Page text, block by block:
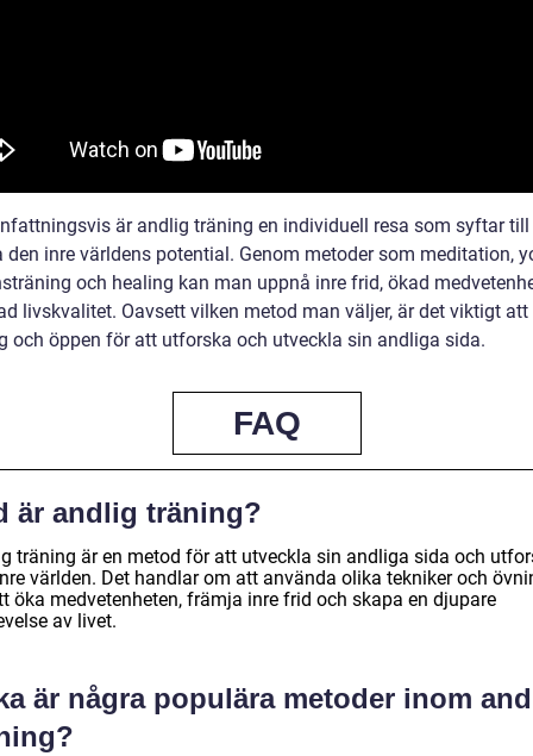
är andlig träning en individuell resa som syftar
den inre världens potential. Genom metoder som meditation,
och healing kan man uppnå inre frid, ökad
livskvalitet. Oavsett vilken metod man väljer, är det viktigt att
och öppen för att utforska och utveckla sin andliga sida.
FAQ
är andlig träning?
träning är en metod för att utveckla sin andliga sida och
världen. Det handlar om att använda olika tekniker och
öka medvetenheten, främja inre frid och skapa en djupare
av livet.
är några populära metoder inom